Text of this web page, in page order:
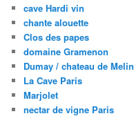
cave Hardi vin
chante alouette
Clos des papes
domaine Gramenon
Dumay / chateau de Melin
La Cave Paris
Marjolet
nectar de vigne Paris